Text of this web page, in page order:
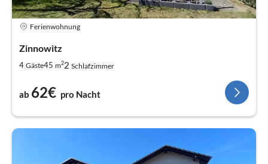
Ferienwohnung
Zinnowitz
4 Gäste45 m22 Schlafzimmer
ab 62€ pro Nacht